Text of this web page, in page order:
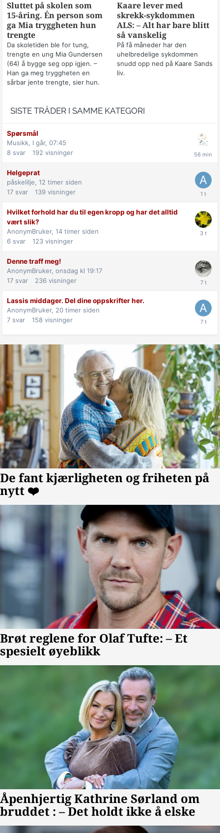
Sluttet på skolen som
15-åring. Én person som
ga Mia tryggheten hun
trengte
Da skoletiden ble for tung,
trengte en ung Mia Gundersen
(64) å bygge seg opp igjen. –
Han ga meg tryggheten en
sårbar jente trengte, sier hun.
Kaare lever med
skrekk-sykdommen
ALS: – Alt har bare blitt
så vanskelig
På få måneder har den
uhelbredelige sykdommen
snudd opp ned på Kaare Sands
liv.
SISTE TRÅDER I SAMME KATEGORI
Spørsmål
Musikk, I går, 07:45
8 svar 192 visninger
Helgeprat
påskelilje, 12 timer siden
17 svar 139 visninger
Hvilket forhold har du til egen kropp og har det alltid
vært slik?
AnonymBruker, 14 timer siden
6 svar 123 visninger
Denne traff meg!
AnonymBruker, onsdag kl 19:17
17 svar 236 visninger
Lassis middager. Del dine oppskrifter her.
AnonymBruker, 20 timer siden
7 svar 158 visninger